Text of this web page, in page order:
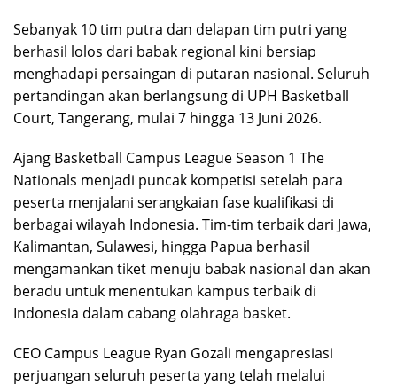
Sebanyak 10 tim putra dan delapan tim putri yang
berhasil lolos dari babak regional kini bersiap
menghadapi persaingan di putaran nasional. Seluruh
pertandingan akan berlangsung di UPH Basketball
Court, Tangerang, mulai 7 hingga 13 Juni 2026.
Ajang Basketball Campus League Season 1 The
Nationals menjadi puncak kompetisi setelah para
peserta menjalani serangkaian fase kualifikasi di
berbagai wilayah Indonesia. Tim-tim terbaik dari Jawa,
Kalimantan, Sulawesi, hingga Papua berhasil
mengamankan tiket menuju babak nasional dan akan
beradu untuk menentukan kampus terbaik di
Indonesia dalam cabang olahraga basket.
CEO Campus League Ryan Gozali mengapresiasi
perjuangan seluruh peserta yang telah melalui